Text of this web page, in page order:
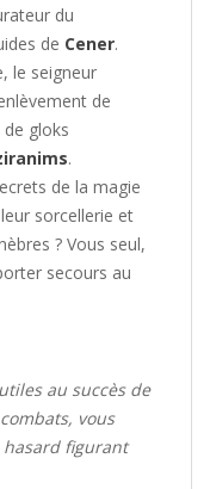
du
de Cener.
le seigneur
de
gloks
.
de la magie
sorcellerie et
? Vous seul,
secours au
au succès de
vous
figurant